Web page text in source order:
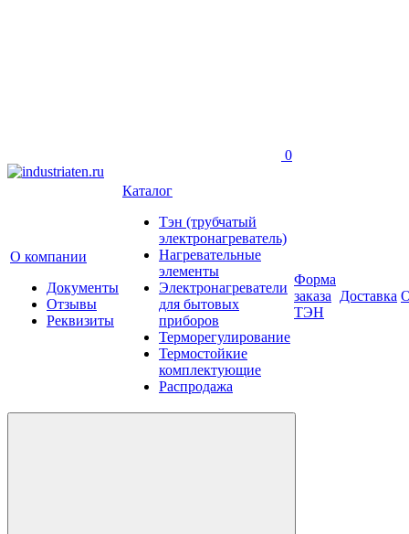
0
О компании
Документы
Отзывы
Реквизиты
Каталог
Тэн (трубчатый
электронагреватель)
Нагревательные
элементы
Электронагреватели
для бытовых
приборов
Терморегулирование
Термостойкие
комплектующие
Распродажа
Форма
заказа
ТЭН
Доставка